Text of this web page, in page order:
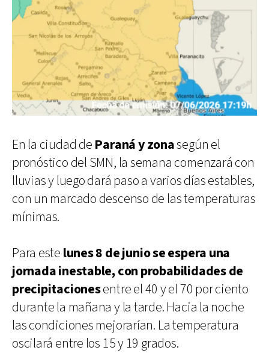
En la ciudad de Paraná y zonasegún el
pronóstico del SMN, la semana comenzará con
lluvias y luego dará paso a varios días estables,
con un marcado descenso de las temperaturas
mínimas.
Para este lunes 8 de junio se espera una
jornada inestable, con probabilidades de
precipitacionesentre el 40 y el 70 por ciento
durante la mañana y la tarde. Hacia la noche
las condiciones mejorarían. La temperatura
oscilará entre los 15 y 19 grados.